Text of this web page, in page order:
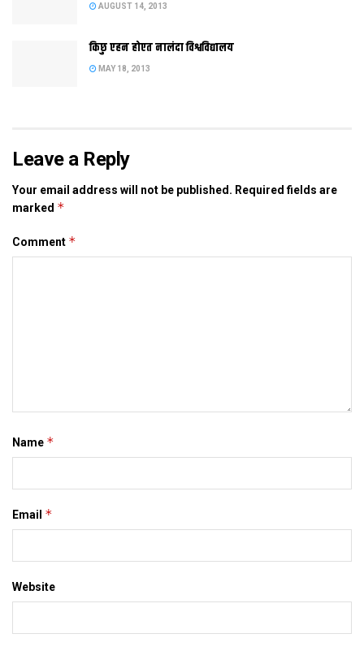
AUGUST 14, 2013
किछु एहन होएत नालंदा विश्वविद्यालय
MAY 18, 2013
Leave a Reply
Your email address will not be published. Required fields are
marked *
Comment *
Name *
Email *
Website